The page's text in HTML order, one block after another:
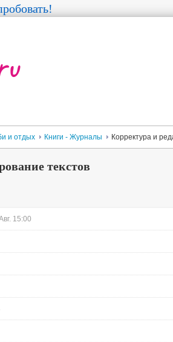
и отдых Книги - Журналы Корректура и
текстов
15:00